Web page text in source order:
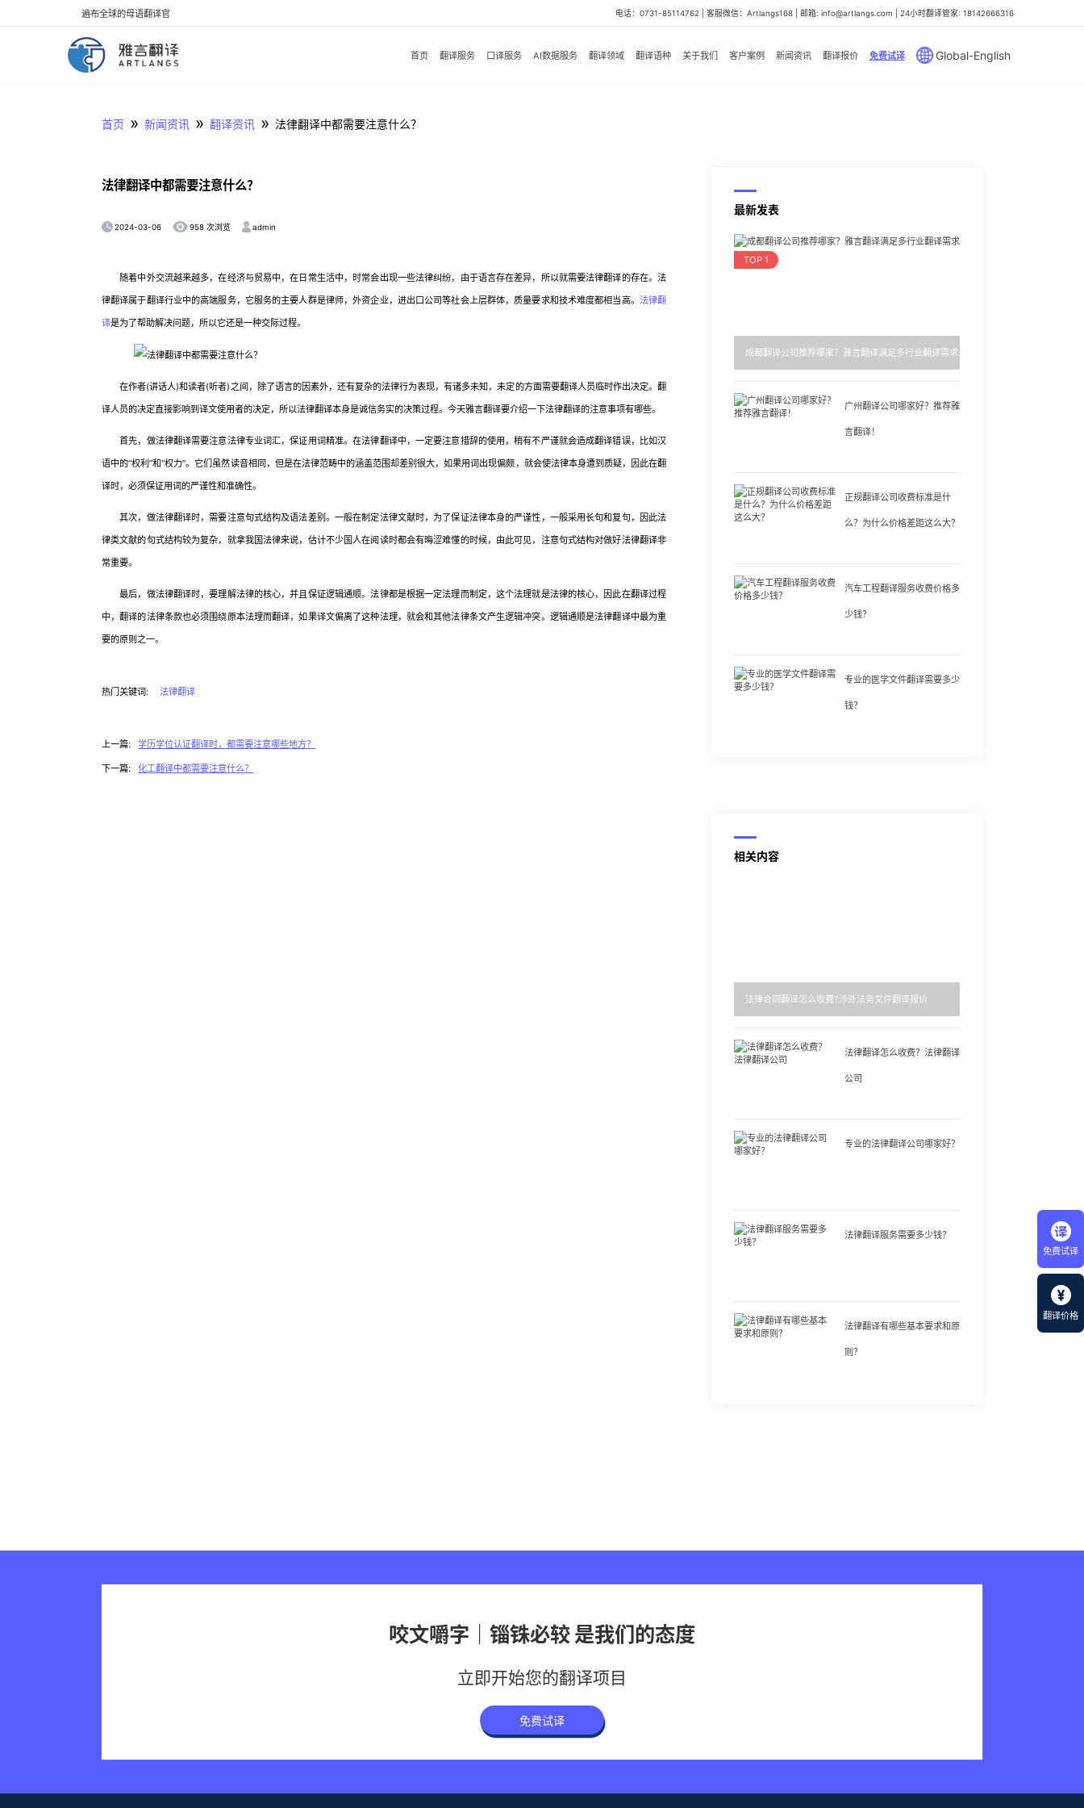
免费试译
翻译价格
遍布全球的母语翻译官 电话：0731-85114762 | 客服微信：Artlangs168 | 邮箱: info@artlangs.com | 24小时翻译管家: 18142666316
首页 翻译服务 口译服务 AI数据服务 翻译领域 翻译语种 关于我们 客户案例 新闻资讯 翻译报价 免费试译 Global-English
首页 » 新闻资讯 » 翻译资讯 » 法律翻译中都需要注意什么？
法律翻译中都需要注意什么？
2024-03-06 958 次浏览 admin
随着中外交流越来越多，在经济与贸易中，在日常生活中，时常会出现一些法律纠纷，由于语言存在差异，所以就需要法律翻译的存在。法
律翻译属于翻译行业中的高端服务，它服务的主要人群是律师，外资企业，进出口公司等社会上层群体，质量要求和技术难度都相当高。 法律翻
译是为了帮助解决问题，所以它还是一种交际过程。
在作者(讲话人)和读者(听者)之间，除了语言的因素外，还有复杂的法律行为表现，有诸多未知，未定的方面需要翻译人员临时作出决定。翻
译人员的决定直接影响到译文使用者的决定，所以法律翻译本身是诚信务实的决策过程。今天雅言翻译要介绍一下法律翻译的注意事项有哪些。
首先，做法律翻译需要注意法律专业词汇，保证用词精准。在法律翻译中，一定要注意措辞的使用，稍有不严谨就会造成翻译错误，比如汉
语中的“权利”和“权力”。它们虽然读音相同，但是在法律范畴中的涵盖范围却差别很大，如果用词出现偏颇，就会使法律本身遭到质疑，因此在翻
译时，必须保证用词的严谨性和准确性。
其次，做法律翻译时，需要注意句式结构及语法差别。一般在制定法律文献时，为了保证法律本身的严谨性，一般采用长句和复句，因此法
律类文献的句式结构较为复杂，就拿我国法律来说，估计不少国人在阅读时都会有晦涩难懂的时候，由此可见，注意句式结构对做好法律翻译非
常重要。
最后，做法律翻译时，要理解法律的核心，并且保证逻辑通顺。法律都是根据一定法理而制定，这个法理就是法律的核心，因此在翻译过程
中，翻译的法律条款也必须围绕原本法理而翻译，如果译文偏离了这种法理，就会和其他法律条文产生逻辑冲突。逻辑通顺是法律翻译中最为重
要的原则之一。
热门关键词: 法律翻译
上一篇: 学历学位认证翻译时，都需要注意哪些地方？
下一篇: 化工翻译中都需要注意什么？
最新发表
TOP 1
成都翻译公司推荐哪家？雅言翻译满足多行业翻译需求
广州翻译公司哪家好？推荐雅
言翻译！
正规翻译公司收费标准是什
么？为什么价格差距这么大？
汽车工程翻译服务收费价格多
少钱？
专业的医学文件翻译需要多少
钱？
相关内容
法律合同翻译怎么收费?涉外法务文件翻译报价
法律翻译怎么收费？法律翻译
公司
专业的法律翻译公司哪家好？
法律翻译服务需要多少钱？
法律翻译有哪些基本要求和原
则？
咬文嚼字｜锱铢必较 是我们的态度
立即开始您的翻译项目
免费试译